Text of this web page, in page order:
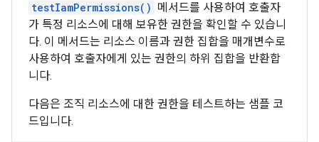
testIamPermissions() 메서드를 사용하여 호출자
가 특정 리소스에 대해 보유한 권한을 확인할 수 있습니
다. 이 메서드는 리소스 이름과 권한 집합을 매개변수로
사용하여 호출자에게 있는 권한의 하위 집합을 반환합
니다.
다음은 조직 리소스에 대한 권한을 테스트하는 샘플 코
드입니다.